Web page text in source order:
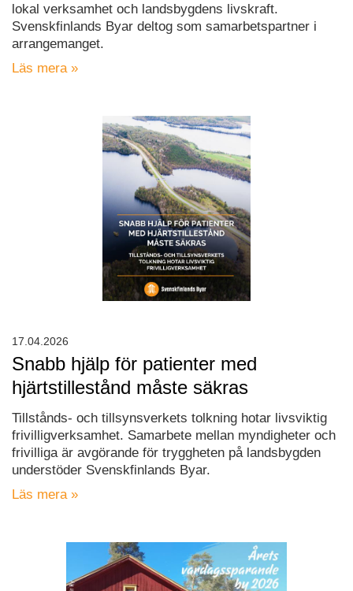
lokal verksamhet och landsbygdens livskraft.
Svenskfinlands Byar deltog som samarbetspartner i
arrangemanget.
Läs mera »
Snabb hjälp för patienter med
hjärtstillestånd måste säkras
Tillstånds- och tillsynsverkets tolkning hotar livsviktig
frivilligverksamhet. Samarbete mellan myndigheter och
frivilliga är avgörande för tryggheten på landsbygden
understöder Svenskfinlands Byar.
Läs mera »
17.04.2026